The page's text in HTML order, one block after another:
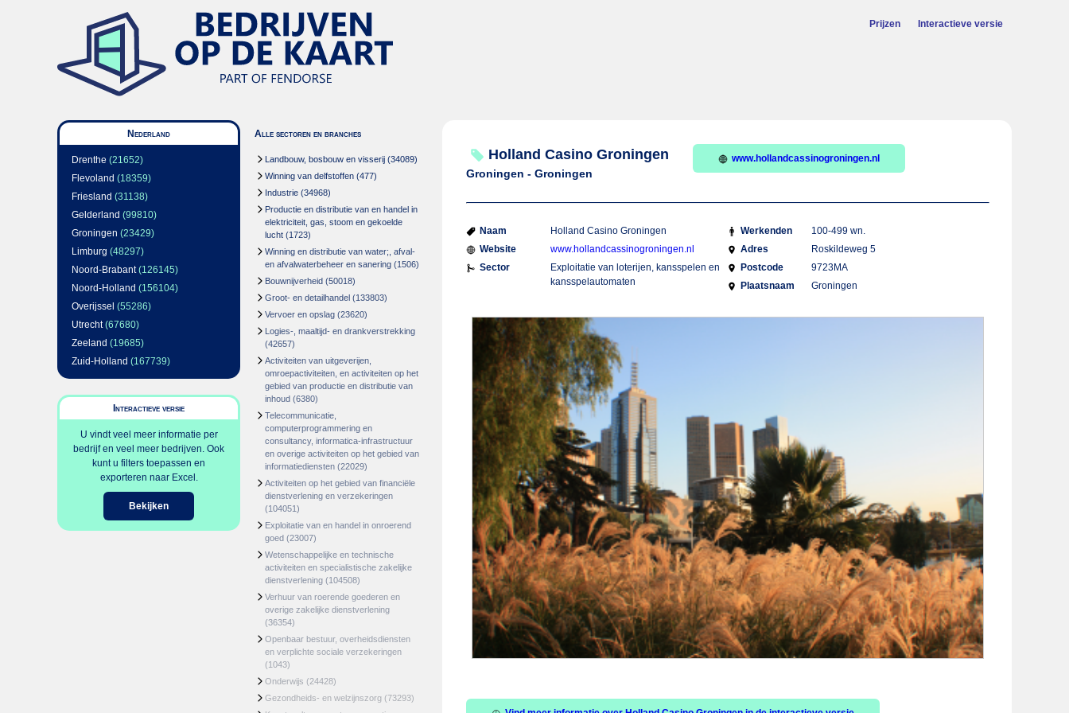
Prijzen Interactieve versie
Nederland
Drenthe (21652)
Flevoland (18359)
Friesland (31138)
Gelderland (99810)
Groningen (23429)
Limburg (48297)
Noord-Brabant(126145)
Noord-Holland (156104)
Overijssel (55286)
Utrecht(67680)
Zeeland (19685)
Zuid-Holland (167739)
Interactieve versie
U vindt veel meer informatie per
bedrijf en veel meer bedrijven. Ook
kunt u filters toepassen en
exporteren naar Excel.
Bekijken
Alle sectoren en branches
Landbouw, bosbouw en visserij (34089)
Winning van delfstoffen (477)
Industrie (34968)
Productie en distributie van en handel in
elektriciteit, gas, stoom en gekoelde
lucht (1723)
Winning en distributie van water;, afval-
en afvalwaterbeheer en sanering (1506)
Bouwnijverheid (50018)
Groot- en detailhandel (133803)
Vervoer en opslag (23620)
Logies-, maaltijd- en drankverstrekking
(42657)
Activiteiten van uitgeverijen,
omroepactiviteiten, en activiteiten op het
gebied van productie en distributie van
inhoud (6380)
Telecommunicatie,
computerprogrammering en
consultancy, informatica-infrastructuur
en overige activiteiten op het gebied van
informatiediensten (22029)
Activiteiten op het gebied van financiële
dienstverlening en verzekeringen
(104051)
Exploitatie van en handel in onroerend
goed (23007)
Wetenschappelijke en technische
activiteiten en specialistische zakelijke
dienstverlening (104508)
Verhuur van roerende goederen en
overige zakelijke dienstverlening
(36354)
Openbaar bestuur, overheidsdiensten
en verplichte sociale verzekeringen
(1043)
Onderwijs (24428)
Gezondheids- en welzijnszorg (73293)
Holland Casino Groningen
Groningen - Groningen
www.hollandcassinogroningen.nl
Naam
Holland Casino Groningen
Website
www.hollandcassinogroningen.nl
Sector
Exploitatie van loterijen, kansspelen en
kansspelautomaten
Werkenden
100-499 wn.
Adres
Roskildeweg 5
Postcode
9723MA
Plaatsnaam
Groningen